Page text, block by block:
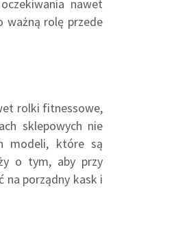
nawet
ważną rolę przede
rolki fitnessowe,
sklepowych nie
modeli, które są
o tym, aby przy
na porządny kask i